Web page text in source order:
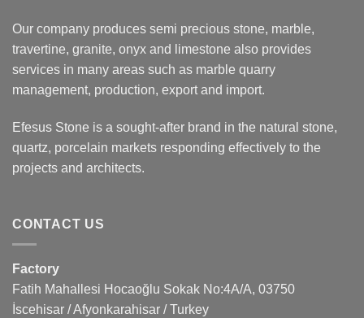
Our company produces semi precious stone, marble,
travertine, granite, onyx and limestone also provides
services in many areas such as marble quarry
management, production, export and import.
Efesus Stone is a sought-after brand in the natural stone,
quartz, porcelain markets responding effectively to the
projects and architects.
CONTACT US
Factory
Fatih Mahallesi Hocaoğlu Sokak No:4A/A, 03750
İscehisar / Afyonkarahisar / Turkey